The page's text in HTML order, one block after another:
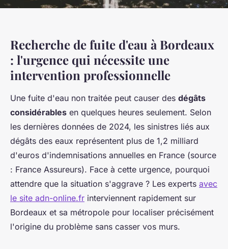
Recherche de fuite d'eau à Bordeaux
: l'urgence qui nécessite une
intervention professionnelle
Une fuite d'eau non traitée peut causer des dégâts
considérables en quelques heures seulement. Selon
les dernières données de 2024, les sinistres liés aux
dégâts des eaux représentent plus de 1,2 milliard
d'euros d'indemnisations annuelles en France (source
: France Assureurs). Face à cette urgence, pourquoi
attendre que la situation s'aggrave ? Les experts avec
le site adn-online.fr interviennent rapidement sur
Bordeaux et sa métropole pour localiser précisément
l'origine du problème sans casser vos murs.